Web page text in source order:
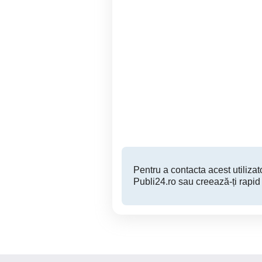
Pentru a contacta acest
Publi24.ro sau creează-ți